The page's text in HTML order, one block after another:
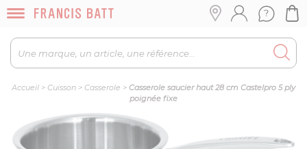
Accueil > Cuisson > Casserole > Casserole saucier haut 28 cm Castelpro 5 ply
poignée fixe